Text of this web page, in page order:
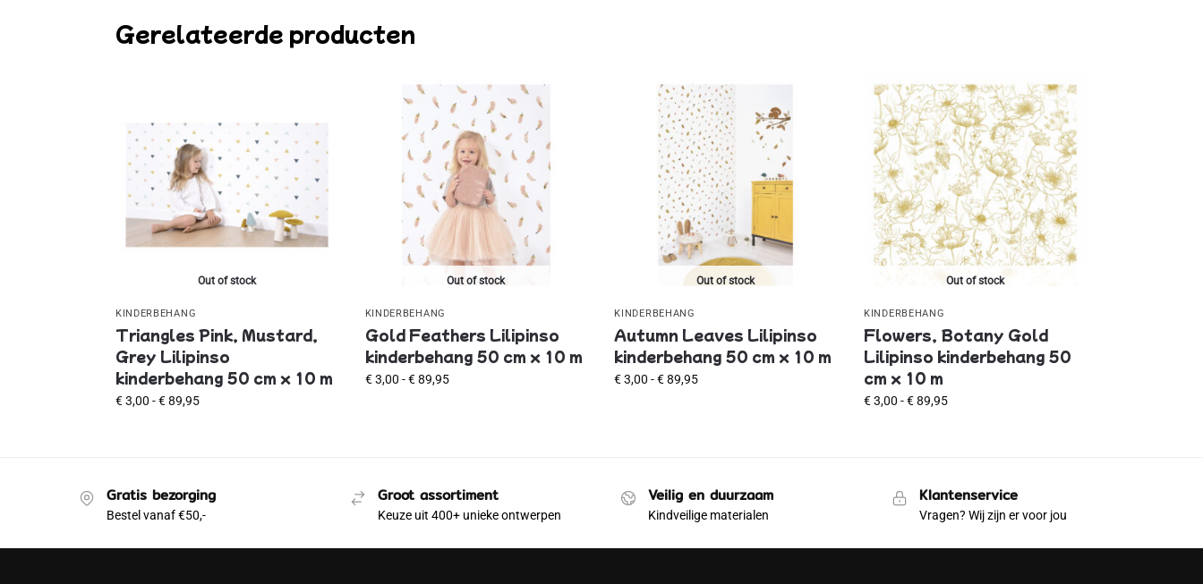
Gerelateerde producten
Out of stock
KINDERBEHANG
Triangles Pink, Mustard,
Grey Lilipinso
kinderbehang 50 cm x 10 m
€3,00 -€89,95
Out of stock
KINDERBEHANG
Gold Feathers Lilipinso
kinderbehang 50 cm x 10 m
€3,00 - €89,95
Out of stock
KINDERBEHANG
Autumn Leaves Lilipinso
kinderbehang 50 cm x 10 m
€3,00 - €89,95
Out of stock
KINDERBEHANG
Flowers, Botany Gold
Lilipinso kinderbehang 50
cm x 10 m
€3,00 -€89,95
Gratis bezorging
Bestel vanaf €50,-
Groot assortiment
Keuze uit 400+ unieke ontwerpen
Veilig en duurzaam
Kindveilige materialen
Klantenservice
Vragen? Wij zijn er voor jou